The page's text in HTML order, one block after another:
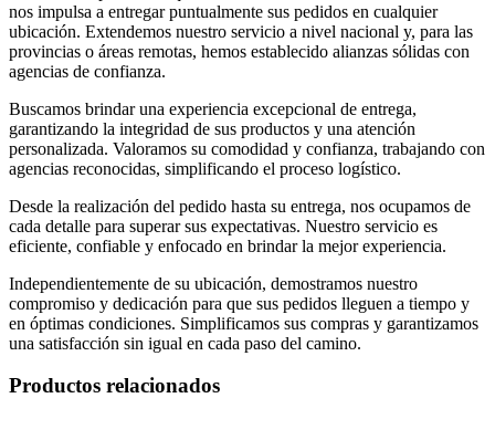
nos impulsa a entregar puntualmente sus pedidos en cualquier
ubicación. Extendemos nuestro servicio a nivel nacional y, para las
provincias o áreas remotas, hemos establecido alianzas sólidas con
agencias de confianza.
Buscamos brindar una experiencia excepcional de entrega,
garantizando la integridad de sus productos y una atención
personalizada. Valoramos su comodidad y confianza, trabajando con
agencias reconocidas, simplificando el proceso logístico.
Desde la realización del pedido hasta su entrega, nos ocupamos de
cada detalle para superar sus expectativas. Nuestro servicio es
eficiente, confiable y enfocado en brindar la mejor experiencia.
Independientemente de su ubicación, demostramos nuestro
compromiso y dedicación para que sus pedidos lleguen a tiempo y
en óptimas condiciones. Simplificamos sus compras y garantizamos
una satisfacción sin igual en cada paso del camino.
Productos relacionados